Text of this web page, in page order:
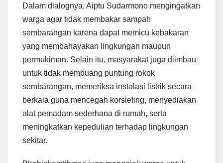
Dalam dialognya, Aiptu Sudarmono mengingatkan
warga agar tidak membakar sampah
sembarangan karena dapat memicu kebakaran
yang membahayakan lingkungan maupun
permukiman. Selain itu, masyarakat juga diimbau
untuk tidak membuang puntung rokok
sembarangan, memeriksa instalasi listrik secara
berkala guna mencegah korsleting, menyediakan
alat pemadam sederhana di rumah, serta
meningkatkan kepedulian terhadap lingkungan
sekitar.